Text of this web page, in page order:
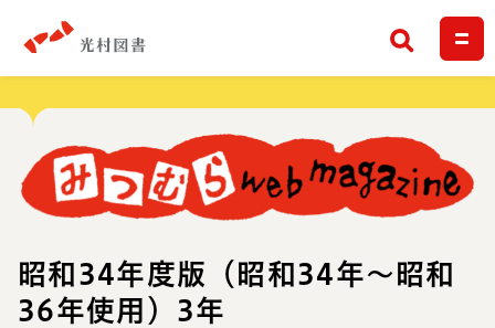
検索
昭和34年度版（昭和34年～昭和
36年使用）3年